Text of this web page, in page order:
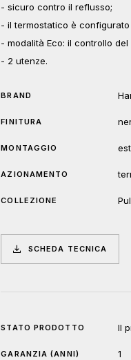
- sicuro contro il reflusso;
- il termostatico è
- modalità Eco: il controllo
- 2 utenze.
BRAND
FINITURA
MONTAGGIO
AZIONAMENTO
COLLEZIONE
SCHEDA TECNICA
STATO PRODOTTO Il
GARANZIA (ANNI) 1